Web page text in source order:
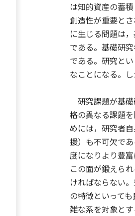
は知的資産の蓄
創造性が重要と
に生じる問題は
である。基礎研
である。研究と
なことになる。
研究課題が基礎
格の異なる課題
めには，研究者
援）も不可欠で
度になりより豊
この面が鍛えら
ければならない
の特徴といって
雑な系を対象と